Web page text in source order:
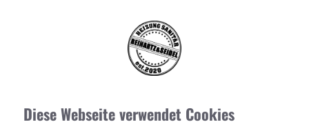
Diese Webseite verwendet Cookies